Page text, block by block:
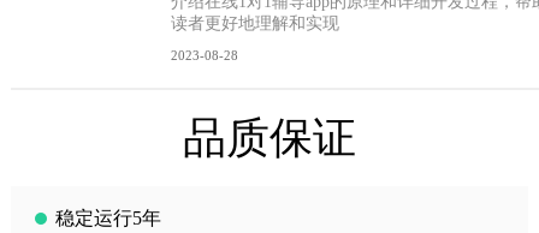
读者更好地理解和实现
2023-08-28
品质保证
稳定运行5年